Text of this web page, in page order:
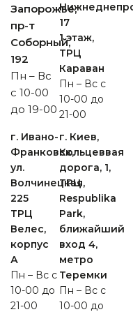
Запорожье,
пр-т
Cоборный,
192
Пн – Вс
с 10-00
до 19-00
17
1 этаж,
ТРЦ
Караван
Пн – Вс с
10-00 до
21-00
г. Ивано-
Франковск,
ул.
Волчинецкая,
225
ТРЦ
Велес,
корпус
А
Пн – Вс с
10-00 до
21-00
г. Киев,
Кольцеввая
дорога, 1,
ТРЦ
Respublika
Park,
ближайший
вход 4,
метро
Теремки
Пн – Вс с
10-00 до